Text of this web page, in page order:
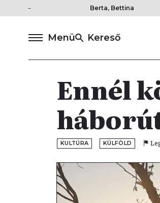
Berta, Bettina
Menü Kereső
Ennél
KULTÚRA KÜLFÖLD